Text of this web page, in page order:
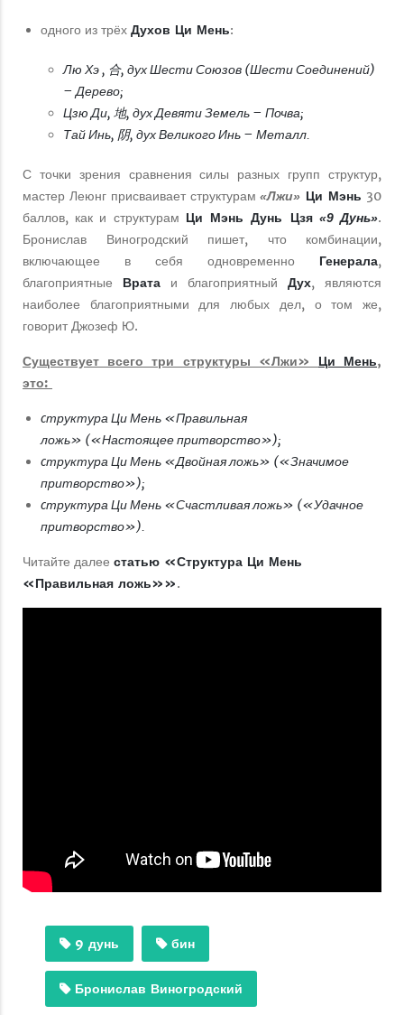
одного из трёх Духов Ци Мень:
Лю Хэ , 合, дух Шести Союзов (Шести Соединений)
– Дерево;
Цзю Ди, 地, дух Девяти Земель – Почва;
Тай Инь, 阴, дух Великого Инь – Металл.
С точки зрения сравнения силы разных групп структур,
мастер Леюнг присваивает структурам«Лжи» Ци Мэнь 30
баллов, как и структурам Ци Мэнь Дунь Цзя «9 Дунь».
Бронислав Виногродский пишет, что комбинации,
включающее в себя одновременно Генерала,
благоприятные Врата и благоприятный Дух, являются
наиболее благоприятными для любых дел, о том же,
говорит Джозеф Ю.
Существует всего три структуры «Лжи» Ци Мень,
это:
cтруктура Ци Мень «Правильная
ложь» («Настоящее притворство»);
cтруктура Ци Мень «Двойная ложь» («Значимое
притворство»);
cтруктура Ци Мень «Счастливая ложь» («Удачное
притворство»).
Читайте далее статью «Структура Ци Мень
«Правильная ложь»».
9 дунь бин
Бронислав Виногродский